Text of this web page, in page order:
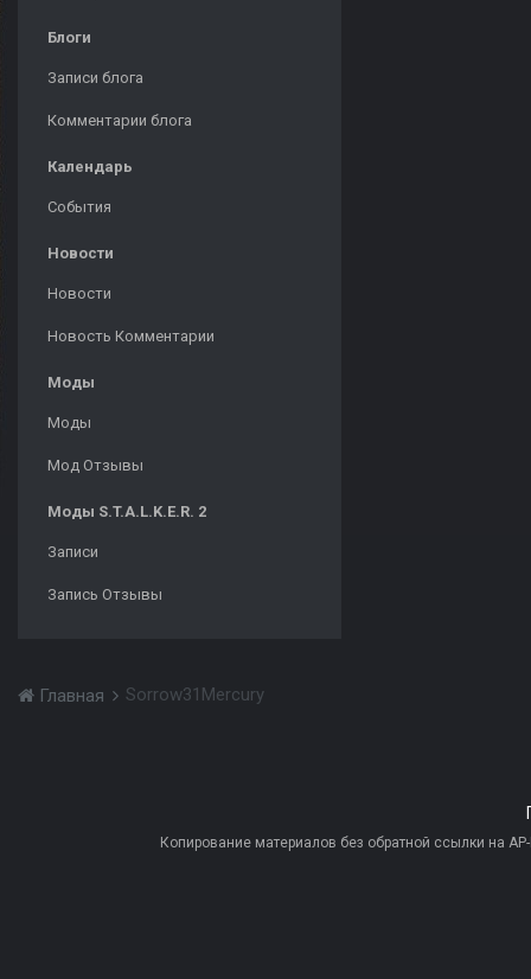
Блоги
Записи блога
Комментарии блога
Календарь
События
Новости
Новости
Новость Комментарии
Моды
Моды
Мод Отзывы
Моды S.T.A.L.K.E.R. 2
Записи
Запись Отзывы
Главная Sorrow31Mercury
Копирование материалов без обратной ссылки на